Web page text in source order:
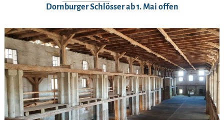
Dornburger Schlösser ab 1. Mai offen